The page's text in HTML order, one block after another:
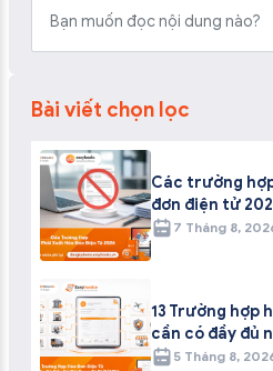
Bài viết chọn lọc
Các trường
đơn điện tử
7 Tháng 8,
13 Trường hợp
cần có đầy đủ
5 Tháng 8,